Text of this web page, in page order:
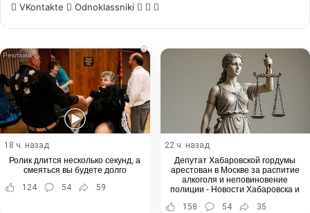
VKontakte Odnoklassniki WhatsApp
Telegram
i
18 ч. назад
Ролик длится несколько секунд, а
смеяться вы будете долго
124
54 59
22 ч. назад
Депутат Хабаровской гордумы
арестован в Москве за распитие
алкоголя и неповиновение
полиции - Новости Хабаровска и
158 54 35